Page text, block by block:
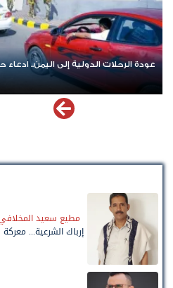
عودة الرحلات الدولية إلى اليمن..
مطيع سعيد
إرباك الشرعية...